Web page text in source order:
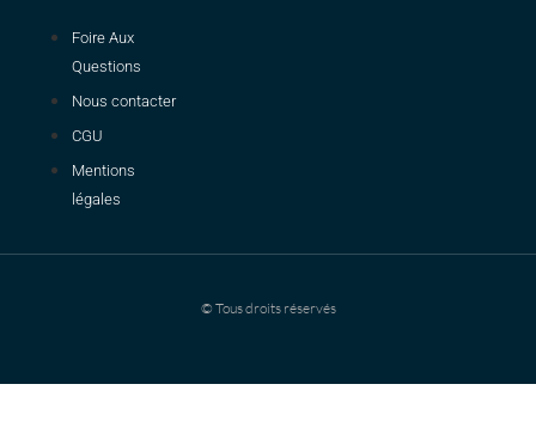
Foire Aux
Questions
Nous contacter
CGU
Mentions
légales
© Tous droits réservés